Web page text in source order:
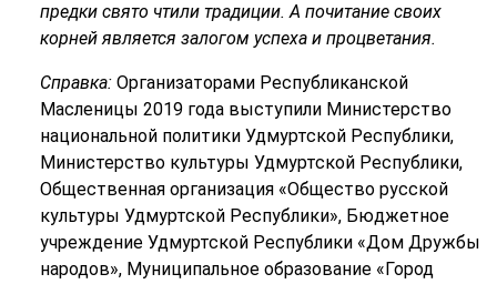
предки свято чтили традиции. А почитание своих
корней является залогом успеха и процветания.
Справка:Организаторами Республиканской
Масленицы 2019 года выступили Министерство
национальной политики Удмуртской Республики,
Министерство культуры Удмуртской Республики,
Общественная организация «Общество русской
культуры Удмуртской Республики», Бюджетное
учреждение Удмуртской Республики «Дом Дружбы
народов», Муниципальное образование «Город